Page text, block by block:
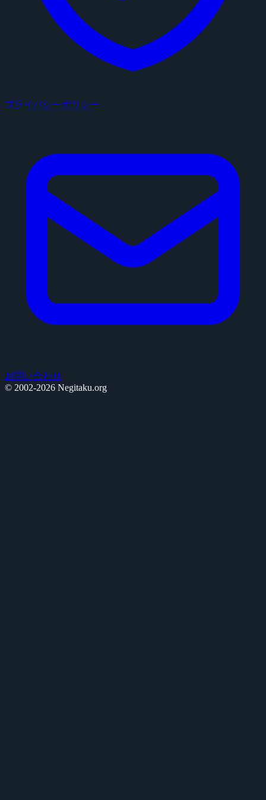
プライバシーポリシー
お問い合わせ
© 2002-2026 Negitaku.org